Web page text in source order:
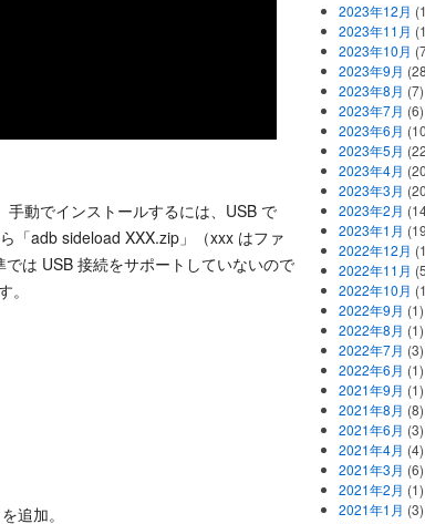
動でインストールするには、USB で
「adb sideload XXX.zip」（xxx はファ
は USB 接続をサポートしていないので
。
追加。
2023年12月
2023年11月
2023年10月
2023年9月
2023年8月 (7)
2023年7月 (6)
2023年6月
2023年5月
2023年4月
2023年3月
2023年2月
2023年1月
2022年12月
2022年11月
2022年10月
2022年9月 (1)
2022年8月 (1)
2022年7月 (3)
2022年6月 (1)
2021年9月 (1)
2021年8月 (8)
2021年6月 (3)
2021年4月 (4)
2021年3月 (6)
2021年2月 (1)
2021年1月 (3)